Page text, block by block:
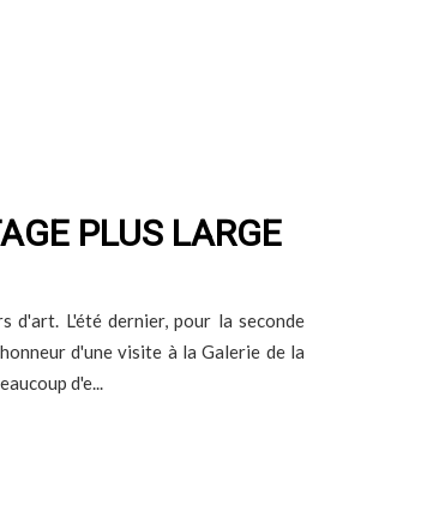
PLUS LARGE
d'art. L'été dernier, pour la seconde
d'une visite à la Galerie de la
d'e...